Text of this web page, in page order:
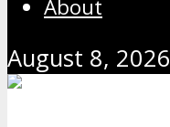
About
August 8, 2026